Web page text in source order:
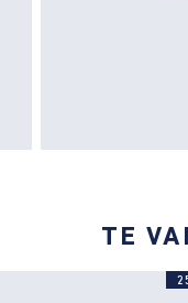
TE